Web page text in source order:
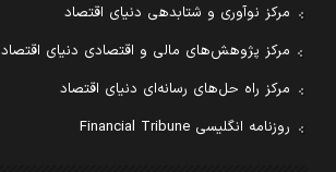
مرکز نوآوری و شتابدهی دنیای اقتصاد
مرکز پژوهش‌های مالی و اقتصادی دنیای اقتصاد
مرکز راه حل‌های رسانه‌ای دنیای اقتصاد
روزنامه انگلیسی Financial Tribune